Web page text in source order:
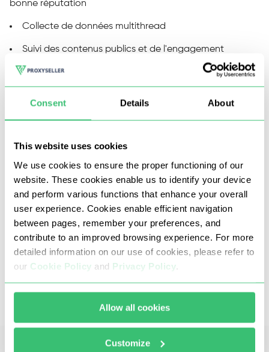
Consent Details About
This website uses cookies
We use cookies to ensure the proper functioning of our
website. These cookies enable us to identify your device
and perform various functions that enhance your overall
user experience. Cookies enable efficient navigation
between pages, remember your preferences, and
contribute to an improved browsing experience. For more
detailed information on our use of cookies, please refer to
our Cookie Policy and Privacy Policy
Allow all cookies
Customize
bonne réputation
Collecte de données multithread
Suivi des contenus publics et de l'engagement
Nos proxys Indonésie interdisent les attaques
DDoS et par force brute, le « carding » ainsi que
toute autre activité frauduleuse ou illégale.
Nous veillons à ce que notre pool reste